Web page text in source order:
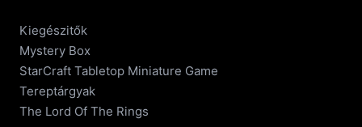
Kiegészitők
Mystery Box
StarCraft Tabletop Miniature Game
Tereptárgyak
The Lord Of The Rings